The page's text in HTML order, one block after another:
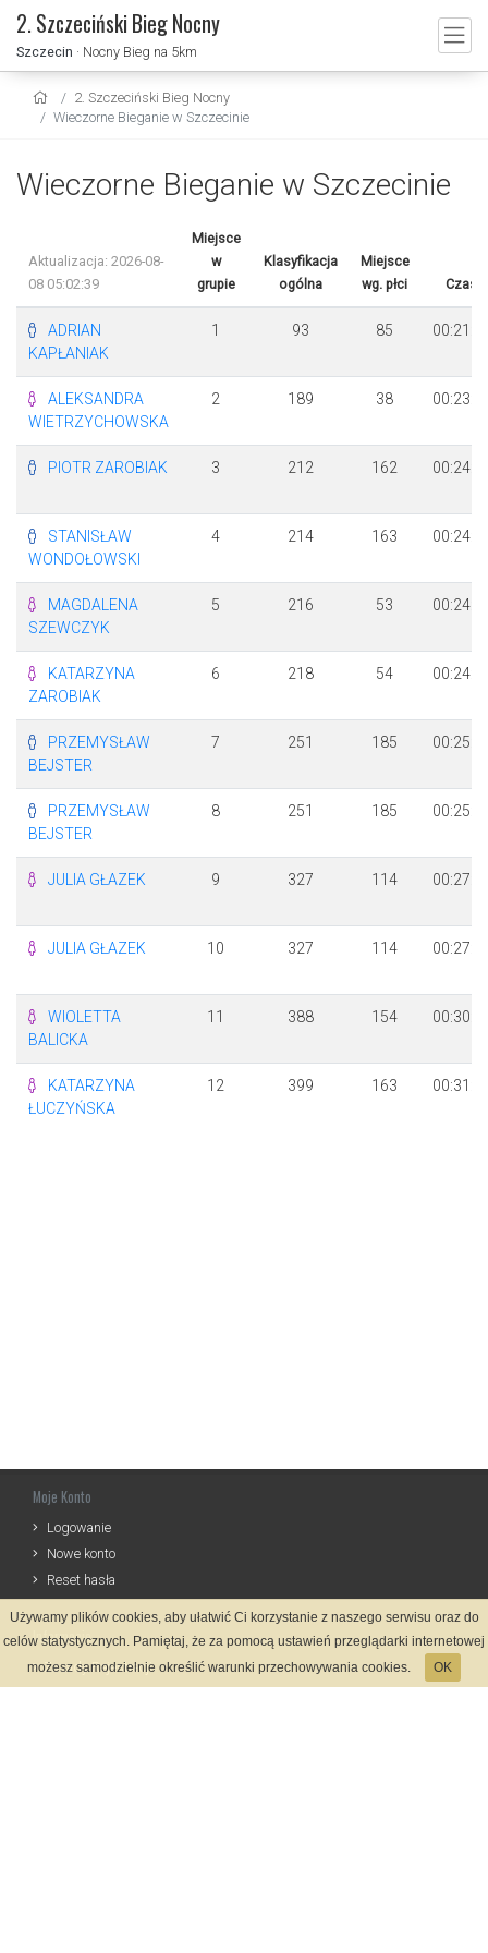
2. Szczeciński Bieg Nocny
Szczecin · Nocny Bieg na 5km
2. Szczeciński Bieg Nocny
Wieczorne Bieganie w Szczecinie
Wieczorne Bieganie w Szczecinie
Aktualizacja: 2026-08-
08 05:02:39
Miejsce
w
grupie
Klasyfikacja
ogólna
Miejsce
wg. płci
Czas
ADRIAN
KAPŁANIAK
1 93 85
ALEKSANDRA
WIETRZYCHOWSKA
2 189 38
PIOTR ZAROBIAK 3 212 162
STANISŁAW
WONDOŁOWSKI
4 214 163
MAGDALENA
SZEWCZYK
5 216 53
KATARZYNA
ZAROBIAK
6 218 54
PRZEMYSŁAW
BEJSTER
7 251 185
PRZEMYSŁAW
BEJSTER
8 251 185
JULIA GŁAZEK 9 327 114
JULIA GŁAZEK 10 327 114
WIOLETTA
BALICKA
11 388 154
KATARZYNA
ŁUCZYŃSKA
12 399 163
Moje Konto
Logowanie
Nowe konto
Reset hasła
Informacje
Zasady Rejestracji
Używamy plików cookies, aby ułatwić Ci korzystanie z naszego serwisu oraz do
celów statystycznych. Pamiętaj, że za pomocą ustawień przeglądarki internetowej
możesz samodzielnie określić warunki przechowywania cookies.
OK